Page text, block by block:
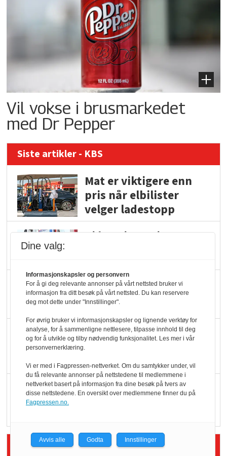
Vil vokse i brusmarkedet
med Dr Pepper
Siste artikler - KBS
Mat er viktigere enn
pris når elbilister
velger ladestopp
Ti bensinstasjoner
Potetball, kylling og 98
oktan
KBS-bransjen i
endring: Stadig større
serveringstilbud
Vokser med ferdigmat
Siste artikler - Butikk i praksis
Dine valg:
Informasjonskapsler og personvern
For å gi deg relevante annonser på vårt nettsted bruker vi
informasjon fra ditt besøk på vårt nettsted. Du kan reservere
deg mot dette under "Innstillinger".
For øvrig bruker vi informasjonskapsler og lignende verktøy for
analyse, for å sammenligne nettlesere, tilpasse innhold til deg
og for å utvikle og tilby nødvendig funksjonalitet. Les mer i vår
personvernerklæring.
Vi er med i Fagpressen-nettverket. Om du samtykker under, vil
du få relevante annonser på nettstedene til medlemmene i
nettverket basert på informasjon fra dine besøk på tvers av
disse nettstedene. En oversikt over medlemmene finner du på
Fagpressen.no.
Avvis alle Godta Innstillinger